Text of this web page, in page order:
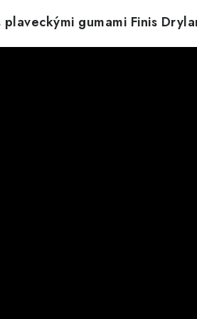
plaveckými gumami Finis